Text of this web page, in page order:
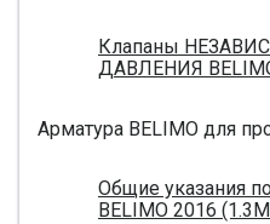
Клапаны
ДАВЛЕНИЯ
Арматура BELIMO для
Общие указания
BELIMO 2016